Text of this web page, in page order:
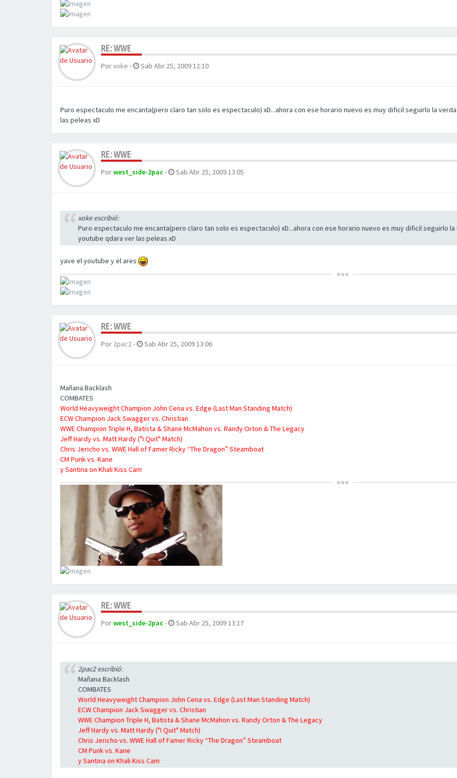
RE: WWE
Porxoke - Sab Abr 25, 2009 12:10
Puro espectaculo me encanta(pero claro tan solo es espectaculo) xD...ahora con ese horario nuevo es muy dificil seguirlo la
las peleas xD
RE: WWE
Porwest_side-2pac- Sab Abr 25, 2009 13:05
xoke escribió:
Puro espectaculo me encanta(pero claro tan solo es espectaculo) xD...ahora con ese horario nuevo es muy dificil seguirlo
youtube qdara ver las peleas xD
yave el youtube y el ares
RE: WWE
Por 2pac2- Sab Abr 25, 2009 13:06
Mañana Backlash
COMBATES
World Heavyweight Champion John Cena vs. Edge (Last Man Standing Match)
ECW Champion Jack Swagger vs. Christian
WWE Champion Triple H, Batista & Shane McMahon vs. Randy Orton & The Legacy
Jeff Hardy vs. Matt Hardy ("I Quit" Match)
Chris Jericho vs. WWE Hall of Famer Ricky “The Dragon” Steamboat
CM Punk vs. Kane
y Santina on Khali Kiss Cam
RE: WWE
Porwest_side-2pac- Sab Abr 25, 2009 13:17
2pac2 escribió:
Mañana Backlash
COMBATES
World Heavyweight Champion John Cena vs. Edge (Last Man Standing Match)
ECW Champion Jack Swagger vs. Christian
WWE Champion Triple H, Batista & Shane McMahon vs. Randy Orton & The Legacy
Jeff Hardy vs. Matt Hardy ("I Quit" Match)
Chris Jericho vs. WWE Hall of Famer Ricky “The Dragon” Steamboat
CM Punk vs. Kane
y Santina on Khali Kiss Cam